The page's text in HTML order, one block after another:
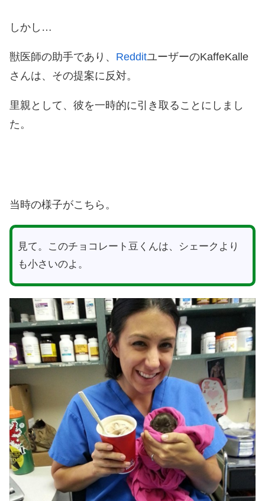
しかし…
獣医師の助手であり、 RedditユーザーのKaffeKalle
さんは、その提案に反対。
里親として、彼を一時的に引き取ることにしまし
た。
当時の様子がこちら。
見て。このチョコレート豆くんは、シェークより
も小さいのよ。